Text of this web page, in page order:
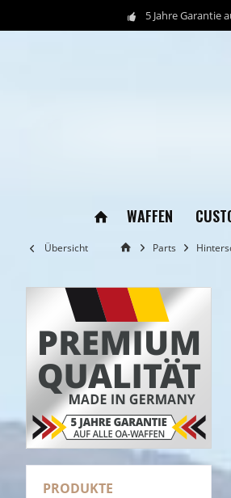
5 Jahre Garantie
WAFFEN
Übersicht Parts
PRODUKTE